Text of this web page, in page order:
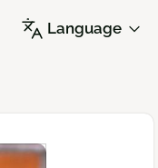
Language